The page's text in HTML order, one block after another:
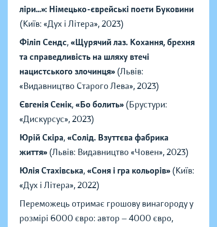
ліри…»: Німецько-єврейські поети Буковини
(Київ: «Дух і Літера», 2023)
Філіп Сендс, «Щурячий лаз. Кохання, брехня
та справедливість на шляху втечі
нацистського злочинця»(Львів:
«Видавництво Старого Лева», 2023)
Євгенія Сенік, «Бо болить»(Брустури:
«Дискурсус», 2023)
Юрій Скіра, «Солід. Взуттєва фабрика
життя»(Львів: Видавництво «Човен», 2023)
Юлія Стахівська, «Соня і гра кольорів»(Київ:
«Дух і Літера», 2022)
Переможець отримає грошову винагороду у
розмірі 6000 євро: автор — 4000 євро,